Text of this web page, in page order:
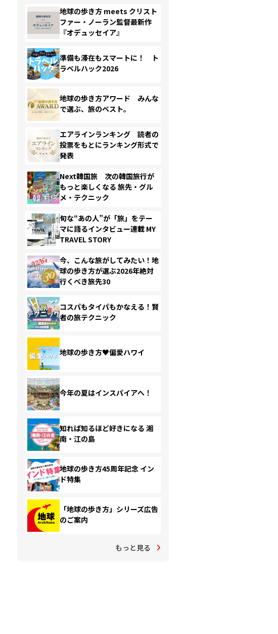
地球の歩き方 meets クリスト
ファー・ノーラン監督最新作
『オデュッセイア』
準備も滞在もスマートに！ ト
ラベルハック2026
地球の歩き方アワード みんな
で選ぶ、旅のベスト。
エアラインランキング 読者の
投票をもとにランキング形式で
発表
Next韓国旅 次の韓国旅行が
もっと楽しくなる 旅先・グル
メ・テクニック
旬な“あの人”が「旅」をテー
マに語るインタビュー連載 MY
TRAVEL STORY
今、こんな旅がしてみたい！地
球の歩き方が選ぶ2026年絶対
行くべき旅先30
コスパもタイパもかなえる！賢
者の旅テクニック
地球の歩き方♥偏愛ハワイ
今年の夏はインスパイアへ！
知れば知るほど好きになる 湘
南・江の島
地球の歩き方45周年記念 イン
ド特集
「地球の歩き方」シリーズ広告
のご案内
もっと見る